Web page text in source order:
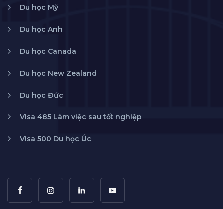
Du học Mỹ
Du học Anh
Du học Canada
Du học New Zealand
Du học Đức
Visa 485 Làm việc sau tốt nghiệp
Visa 500 Du học Úc